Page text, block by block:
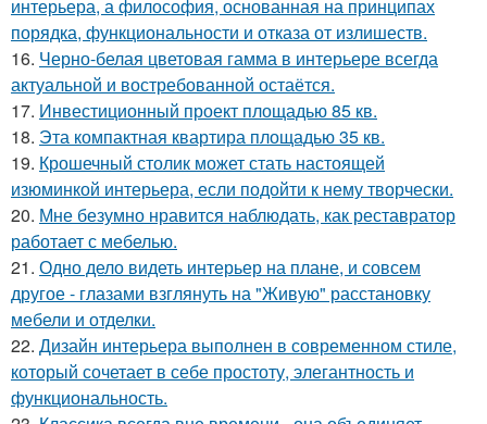
интерьера, а философия, основанная на принципах
порядка, функциональности и отказа от излишеств.
16. Черно-белая цветовая гамма в интерьере всегда
актуальной и востребованной остаётся.
17. Инвестиционный проект площадью 85 кв.
18. Эта компактная квартира площадью 35 кв.
19. Крошечный столик может стать настоящей
изюминкой интерьера, если подойти к нему творчески.
20. Мне безумно нравится наблюдать, как реставратор
работает с мебелью.
21. Одно дело видеть интерьер на плане, и совсем
другое - глазами взглянуть на "Живую" расстановку
мебели и отделки.
22. Дизайн интерьера выполнен в современном стиле,
который сочетает в себе простоту, элегантность и
функциональность.